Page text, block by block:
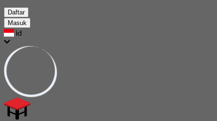
Daftar
Masuk
id